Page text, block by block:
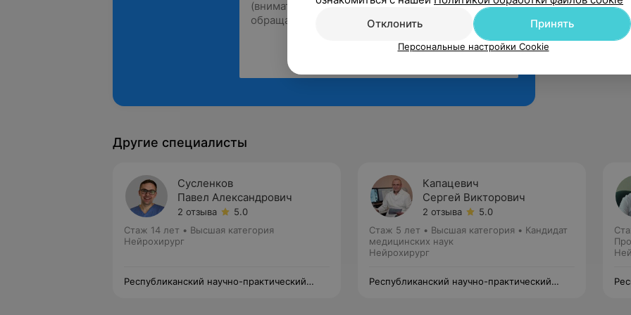
Другие специалисты
Сусленков
Павел Александрович
2 отзыва
5.0
Стаж 14 лет • Высшая категория
Нейрохирург
Республиканский научно-практический
Капацевич
Сергей Викторович
2 отзыва
5.0
Стаж 5 лет • Высшая категория • Кандидат
медицинских наук
Нейрохирург
Республиканский научно-практический
Отклонить
Принять
Персональные настройки Cookie